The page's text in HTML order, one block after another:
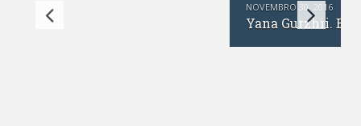
Yana Gurzhii. Bela Adormecida